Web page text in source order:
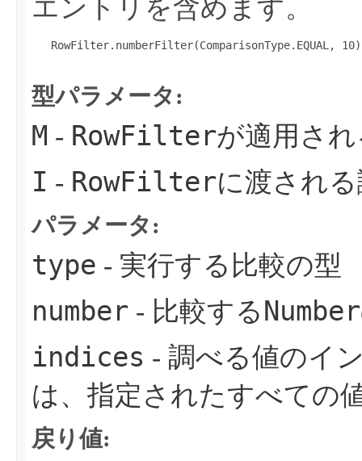
エントリを含めます。
RowFilter.numberFilter(ComparisonType.EQUAL,
型パラメータ:
M - RowFilterが適用さ
I - RowFilterに渡され
パラメータ:
type - 実行する比較の型
number - 比較するNumber
indices - 調べる値のイ
は、指定されたすべての
戻り値: